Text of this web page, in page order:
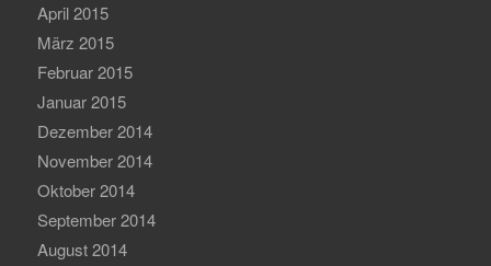
April 2015
März 2015
Februar 2015
Januar 2015
Dezember 2014
November 2014
Oktober 2014
September 2014
August 2014